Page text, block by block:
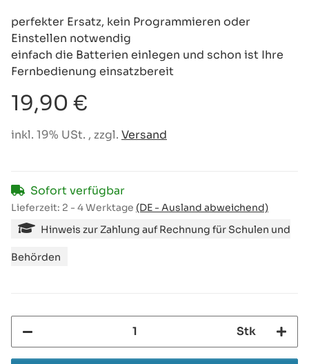
perfekter Ersatz, kein Programmieren oder
Einstellen notwendig
einfach die Batterien einlegen und schon ist Ihre
Fernbedienung einsatzbereit
19,90 €
inkl. 19% USt. , zzgl. Versand
Sofort verfügbar
Lieferzeit: 2 - 4 Werktage (DE - Ausland abweichend)
Hinweis zur Zahlung auf Rechnung für Schulen und
Behörden
Stk